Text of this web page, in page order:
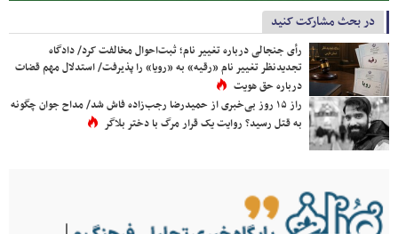
در بحث مشارکت کنید
رأی جنجالی درباره تغییر نام؛ ثبت‌احوال مخالفت کرد/ دادگاه
تجدیدنظر تغییر نام «رقیه» به «رویا» را پذیرفت/ استدلال مهم قضات
درباره حق هویت
راز ۱۵ روز بی‌خبری از حمیدرضا رجب‌زاده فاش شد/ مداح جوان چگونه
به قتل رسید؟ روایت یک قرار مرگ با دختر بلاگر